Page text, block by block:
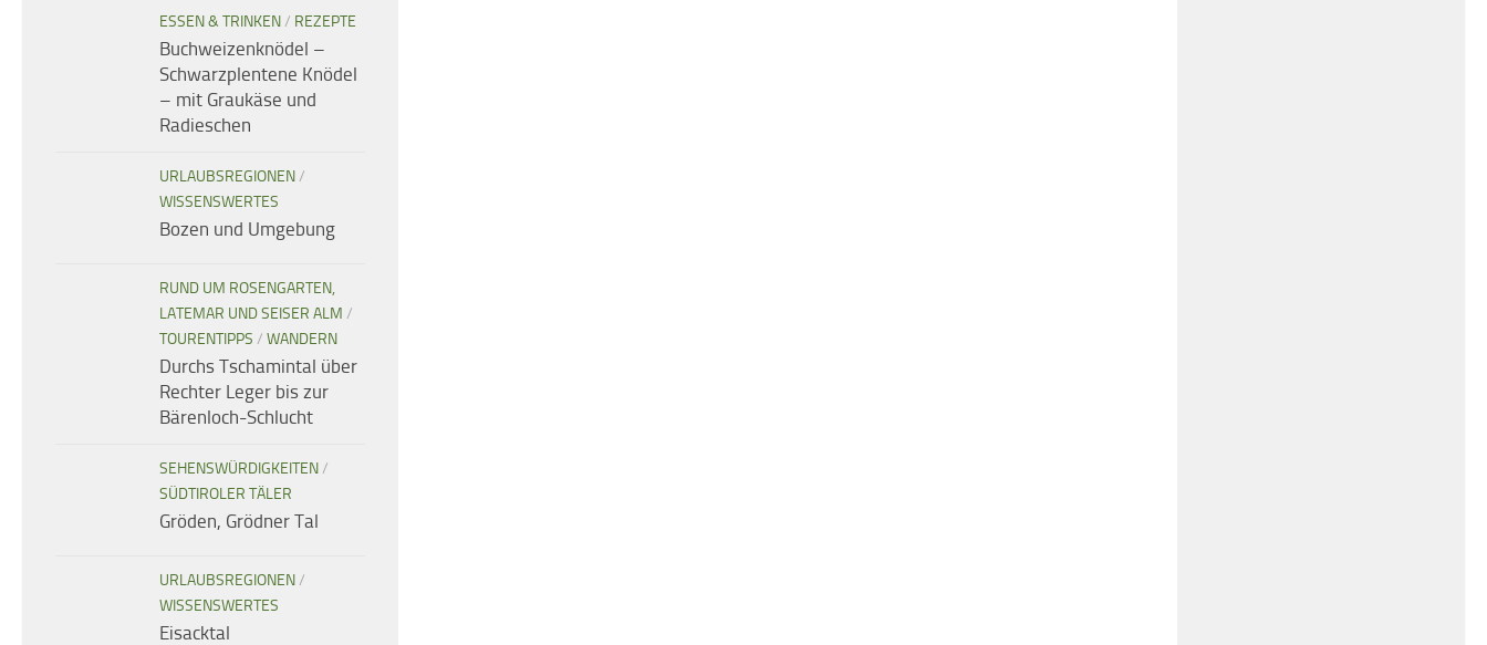
ESSEN & TRINKEN/ REZEPTE
Buchweizenknödel –
Schwarzplentene Knödel
– mit Graukäse und
Radieschen
URLAUBSREGIONEN/
WISSENSWERTES
Bozen und Umgebung
RUND UM ROSENGARTEN,
LATEMAR UND SEISER ALM /
TOURENTIPPS / WANDERN
Durchs Tschamintal über
Rechter Leger bis zur
Bärenloch-Schlucht
SEHENSWÜRDIGKEITEN/
SÜDTIROLER TÄLER
Gröden, Grödner Tal
URLAUBSREGIONEN/
WISSENSWERTES
Eisacktal